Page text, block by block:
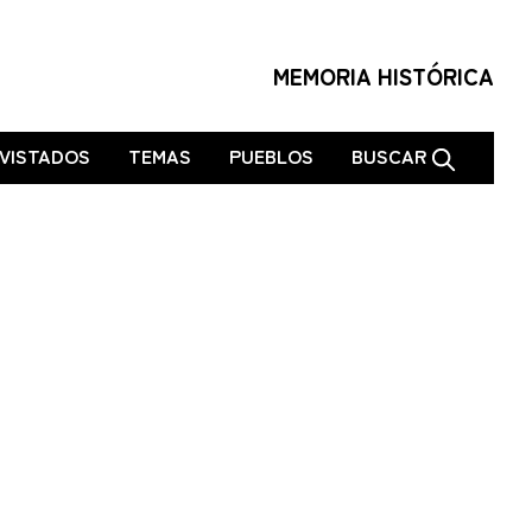
MEMORIA HISTÓRICA
TEMAS PUEBLOS BUSCAR